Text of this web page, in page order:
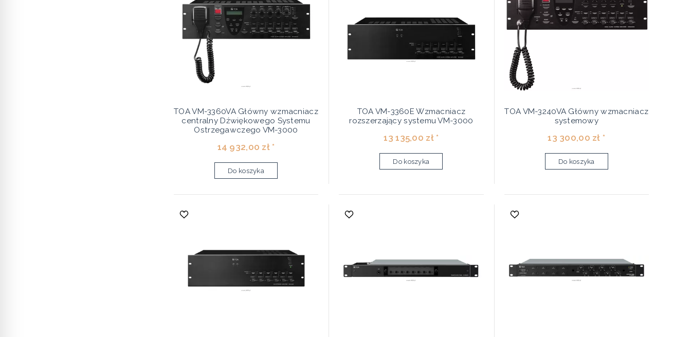
TOA VM-3360VA Główny wzmacniacz
centralny Dźwiękowego Systemu
Ostrzegawczego VM-3000
14 932,00 zł *
Do koszyka
TOA VM-3360E Wzmacniacz
rozszerzający systemu VM-3000
13 135,00 zł *
Do koszyka
TOA VM-3240VA Główny wzmacniacz
systemowy
13 300,00 zł *
Do koszyka